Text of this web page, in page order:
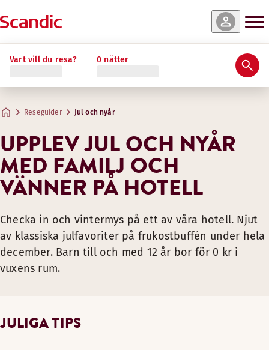
Vart vill du resa? 0 nätter
Reseguider Jul och nyår
UPPLEV JUL OCH NYÅR
MED FAMILJ OCH
VÄNNER PÅ HOTELL
Checka in och vintermys på ett av våra hotell. Njut
av klassiska julfavoriter på frukostbuffén under hela
december. Barn till och med 12 år bor för 0 kr i
vuxens rum.
JULIGA TIPS